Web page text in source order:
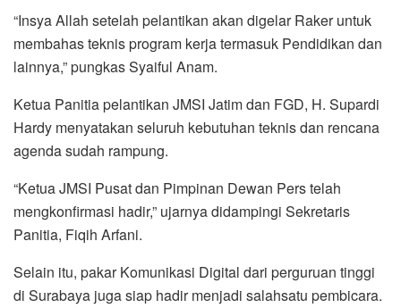
“Insya Allah setelah pelantikan akan digelar Raker untuk
membahas teknis program kerja termasuk Pendidikan dan
lainnya,” pungkas Syaiful Anam.
Ketua Panitia pelantikan JMSI Jatim dan FGD, H. Supardi
Hardy menyatakan seluruh kebutuhan teknis dan rencana
agenda sudah rampung.
“Ketua JMSI Pusat dan Pimpinan Dewan Pers telah
mengkonfirmasi hadir,” ujarnya didampingi Sekretaris
Panitia, Fiqih Arfani.
Selain itu, pakar Komunikasi Digital dari perguruan tinggi
di Surabaya juga siap hadir menjadi salahsatu pembicara.